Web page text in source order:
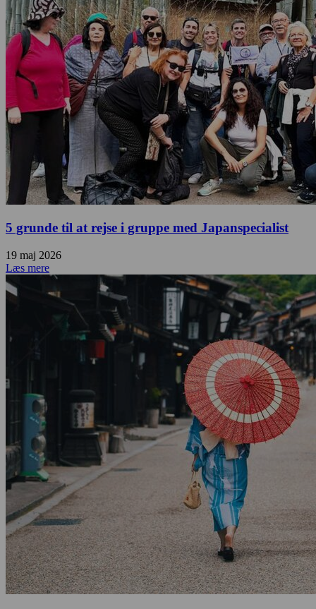
5 grunde til at rejse i gruppe med Japanspecialist
19 maj 2026
Læs mere